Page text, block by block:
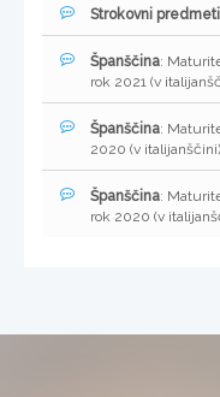
Strokovni predmeti
Španščina:
rok 2021 (v
Španščina:
2020 (v italijanščini)
Španščina:
rok 2020 (v